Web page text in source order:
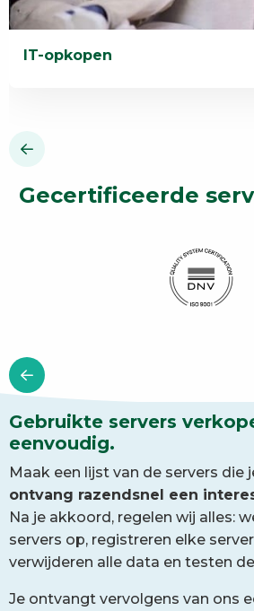
IT-opkopen
over
opkopen
Gecertificeerde
Gebruikte servers
eenvoudig.
Maak een lijst van de servers die
ontvang razendsnel een
Na je akkoord, regelen wij alles:
servers op, registreren elke
verwijderen alle data en testen
Je ontvangt vervolgens van ons